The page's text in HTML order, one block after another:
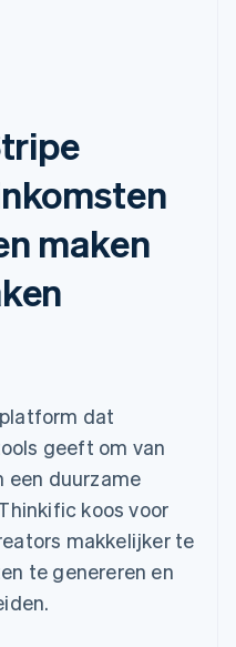
maken
dat
geeft om van
een duurzame
koos voor
makkelijker te
te genereren en